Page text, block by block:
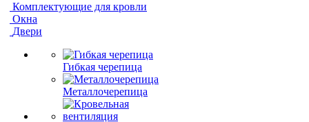
Комплектующие для кровли
Окна
Двери
Гибкая черепица
Металлочерепица